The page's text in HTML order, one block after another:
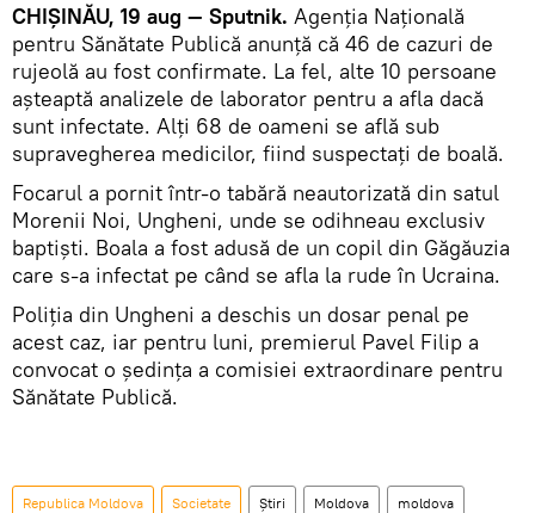
CHIȘINĂU, 19 aug — Sputnik. Agenţia Naţională
pentru Sănătate Publică anunță că 46 de cazuri de
rujeolă au fost confirmate. La fel, alte 10 persoane
aşteaptă analizele de laborator pentru a afla dacă
sunt infectate. Alți 68 de oameni se află sub
supravegherea medicilor, fiind suspectaţi de boală.
Focarul a pornit într-o tabără neautorizată din satul
Morenii Noi, Ungheni, unde se odihneau exclusiv
baptiști. Boala a fost adusă de un copil din Găgăuzia
care s-a infectat pe când se afla la rude în Ucraina.
Poliţia din Ungheni a deschis un dosar penal pe
acest caz, iar pentru luni, premierul Pavel Filip a
convocat o şedinţa a comisiei extraordinare pentru
Sănătate Publică.
Republica Moldova Societate Știri Moldova moldova